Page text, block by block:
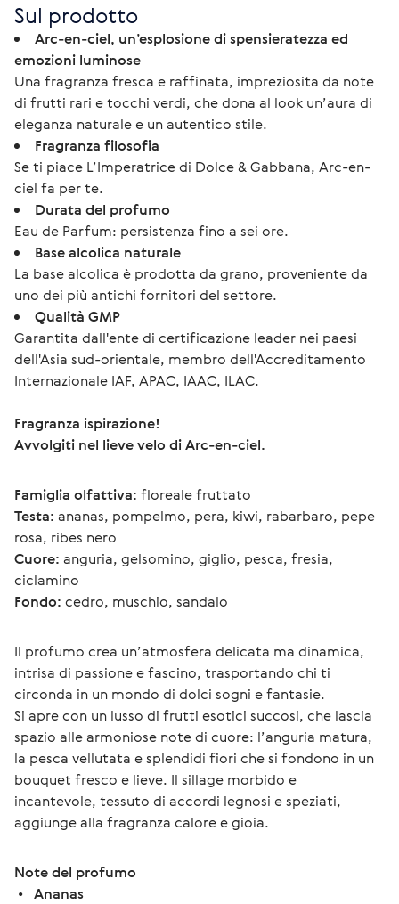
Sul prodotto
Arc-en-ciel, un’esplosione di spensieratezza ed
emozioni luminose
Una fragranza fresca e raffinata, impreziosita da note
di frutti rari e tocchi verdi, che dona al look un’aura di
eleganza naturale e un autentico stile.
Fragranza filosofia
Se ti piace L’Imperatrice di Dolce & Gabbana, Arc-en-
ciel fa per te.
Durata del profumo
Eau de Parfum: persistenza fino a sei ore.
Base alcolica naturale
La base alcolica è prodotta da grano, proveniente da
uno dei più antichi fornitori del settore.
Qualità GMP
Garantita dall'ente di certificazione leader nei paesi
dell'Asia sud-orientale, membro dell'Accreditamento
Internazionale IAF, APAC, IAAC, ILAC.
Fragranza ispirazione!
Avvolgiti nel lieve velo di Arc-en-ciel.
Famiglia olfattiva: floreale fruttato
Testa: ananas, pompelmo, pera, kiwi, rabarbaro, pepe
rosa, ribes nero
Cuore: anguria, gelsomino, giglio, pesca, fresia,
ciclamino
Fondo: cedro, muschio, sandalo
Il profumo crea un’atmosfera delicata ma dinamica,
intrisa di passione e fascino, trasportando chi ti
circonda in un mondo di dolci sogni e fantasie.
Si apre con un lusso di frutti esotici succosi, che lascia
spazio alle armoniose note di cuore: l’anguria matura,
la pesca vellutata e splendidi fiori che si fondono in un
bouquet fresco e lieve. Il sillage morbido e
incantevole, tessuto di accordi legnosi e speziati,
aggiunge alla fragranza calore e gioia.
Note del profumo
• Ananas